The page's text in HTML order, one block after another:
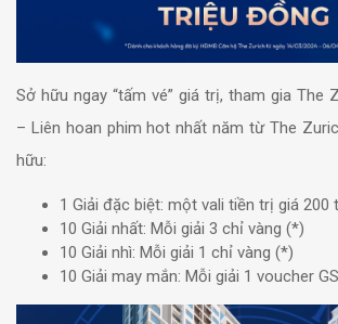
Sở hữu ngay “tấm vé” giá trị, tham gia The
– Liên hoan phim hot nhất năm từ The
hữu:
1 Giải đặc biệt: một vali tiền trị giá 200
10 Giải nhất: Mỗi giải 3 chỉ vàng (*)
10 Giải nhì: Mỗi giải 1 chỉ vàng (*)
10 Giải may mắn: Mỗi giải 1 voucher